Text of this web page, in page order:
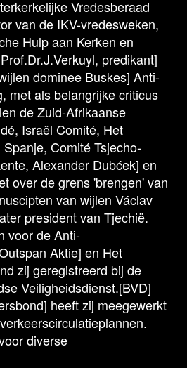
Vredesberaad
van de IKV-vredesweken,
Hulp aan Kerken en
predikant]
dominee Buskes] Anti-
met als belangrijke criticus
de Zuid-Afrikaanse
Israël Comité, Het
Comité Tsjecho-
Alexander Dubćek] en
over de grens 'brengen' van
van wijlen Václav
president van Tjechië.
voor de Anti-
Aktie] en Het
zij geregistreerd bij de
Veiligheidsdienst.[BVD]
heeft zij meegewerkt
diverse